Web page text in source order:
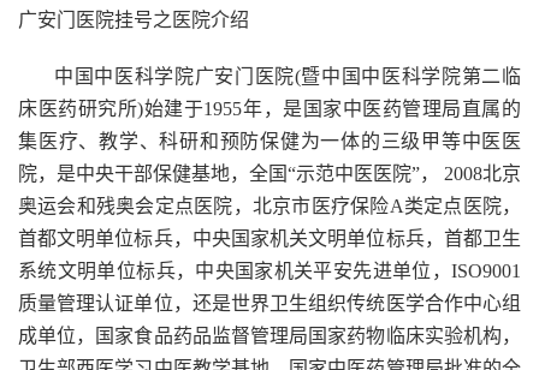
广安门医院挂号之医院介绍
中国中医科学院广安门医院(暨中国中医科学院第二临
床医药研究所)始建于1955年，是国家中医药管理局直属的
集医疗、教学、科研和预防保健为一体的三级甲等中医医
院，是中央干部保健基地，全国“示范中医医院”， 2008北京
奥运会和残奥会定点医院，北京市医疗保险A类定点医院，
首都文明单位标兵，中央国家机关文明单位标兵，首都卫生
系统文明单位标兵，中央国家机关平安先进单位，ISO9001
质量管理认证单位，还是世界卫生组织传统医学合作中心组
成单位，国家食品药品监督管理局国家药物临床实验机构，